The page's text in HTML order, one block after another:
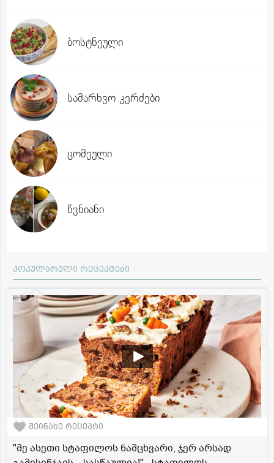
ბოსტნეული
სამარხვო კერძები
ცომეული
წვნიანი
პოპულარული რეცეპტები
შეინახე რეცეპტი
"მე ასეთი სტაფილოს ნამცხვარი, ჯერ არსად